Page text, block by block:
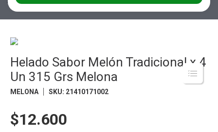
Tradicional x 4 Un 315 Grs Melona
Helado Sabor Melón Tradicional x 4
Un 315 Grs Melona
MELONA SKU: 21410171002
$12.600
Galletitas
Cerveza
Juguetes
Yerba
Carne